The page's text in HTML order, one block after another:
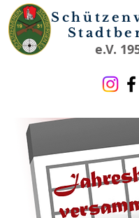
e.V.